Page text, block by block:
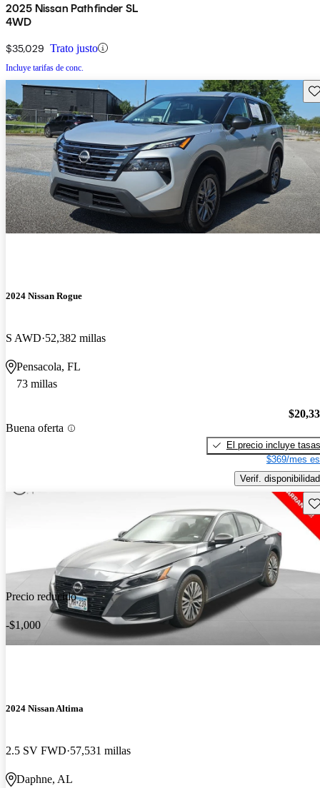
2025 Nissan Pathfinder SL
4WD
$35,029 Trato justo
Incluye tarifas de conc.
2024 Nissan Rogue
S AWD 52,382 millas
Pensacola, FL
73 millas
Buena oferta
El precio incluye tasas
$369/mes
Verif. disponibilidad
Precio reducido
-$1,000
2024 Nissan Altima
2.5 SV FWD 57,531 millas
Daphne, AL